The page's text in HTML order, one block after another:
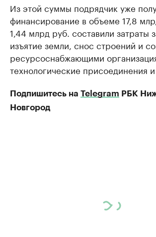
Из этой суммы подрядчик уже
финансирование в объеме 17,8
1,44 млрд руб. составили затраты
изъятие земли, снос строений и
ресурсоснабжающими
технологические присоединения
Подпишитесь на Telegram РБК
Новгород